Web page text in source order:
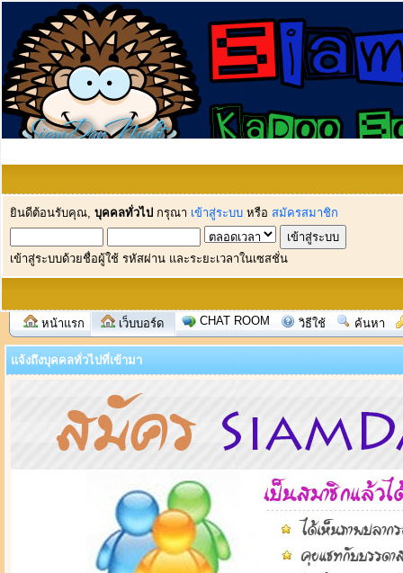
ยินดีต้อนรับคุณ, บุคคลทั่วไป กรุณา เข้าสู่ระบบ หรือ สมัครสมาชิก
เข้าสู่ระบบด้วยชื่อผู้ใช้ รหัสผ่าน และระยะเวลาในเซสชั่น
หน้าแรก เว็บบอร์ด CHAT ROOM วิธีใช้ ค้นหา
แจ้งถึงบุคคลทั่วไปที่เข้ามา